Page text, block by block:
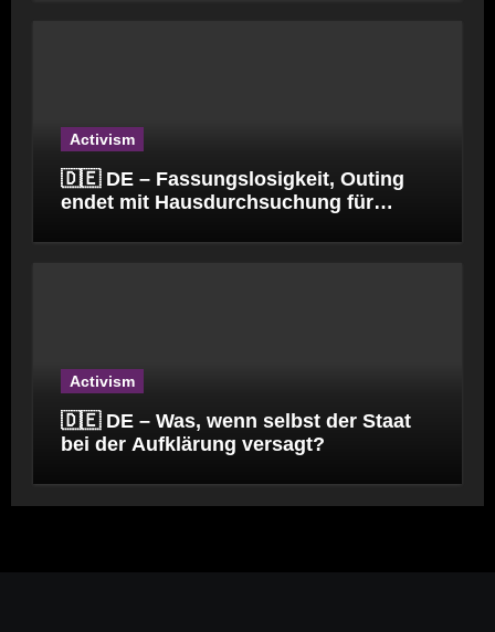
Activism
🇩🇪 DE – Fassungslosigkeit, Outing
endet mit Hausdurchsuchung für
Activism
🇩🇪 DE – Was, wenn selbst der Staat
bei der Aufklärung versagt?